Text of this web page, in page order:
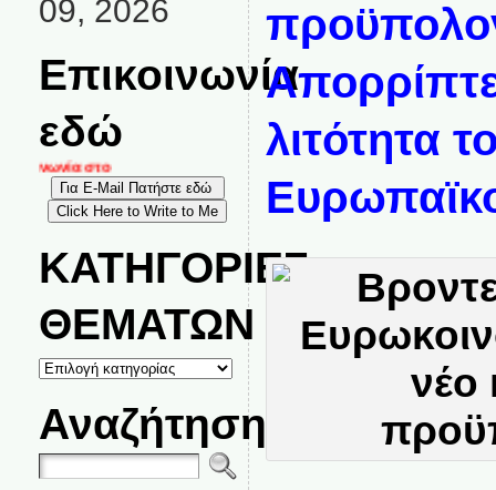
09, 2026
Επικοινωνία
εδώ
στο
ΚΑΤΗΓΟΡΙΕΣ
ΘΕΜΑΤΩΝ
ΚΑΤΗΓΟΡΙΕΣ
ΘΕΜΑΤΩΝ
Αναζήτηση
λιτότητα